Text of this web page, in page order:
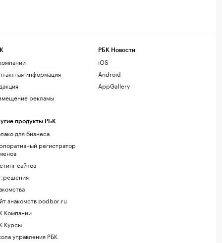
информация
рекламы
продукты РБК
для бизнеса
регистратор
сайтов
знакомств podbor.ru
Компании
Курсы
управления РБК
РБК Новости
iOS
Android
AppGallery